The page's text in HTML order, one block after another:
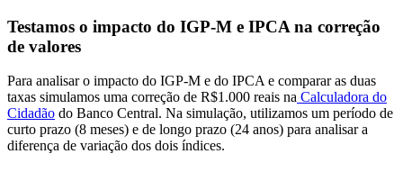
Testamos o impacto do IGP-M e IPCA na correção
de valores
Para analisar o impacto do IGP-M e do IPCA e comparar as duas
taxas simulamos uma correção de R$1.000 reais na Calculadora do
Cidadão do Banco Central. Na simulação, utilizamos um período de
curto prazo (8 meses) e de longo prazo (24 anos) para analisar a
diferença de variação dos dois índices.